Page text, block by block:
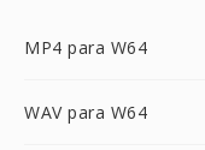
MP4 para W64
WAV para W64